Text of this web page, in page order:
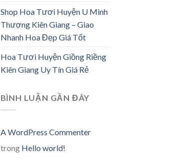
Shop Hoa Tươi Huyện U Minh
Thượng Kiên Giang – Giao
Nhanh Hoa Đẹp Giá Tốt
Hoa Tươi Huyện Giồng Riềng
Kiên Giang Uy Tín Giá Rẻ
BÌNH LUẬN GẦN ĐÂY
A WordPress Commenter
trong Hello world!